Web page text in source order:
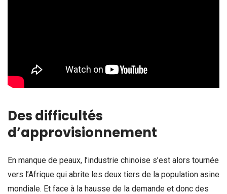
Des difficultés
d’approvisionnement
En manque de peaux, l’industrie chinoise s’est alors tournée
vers l’Afrique qui abrite les deux tiers de la population asine
mondiale. Et face à la hausse de la demande et donc des